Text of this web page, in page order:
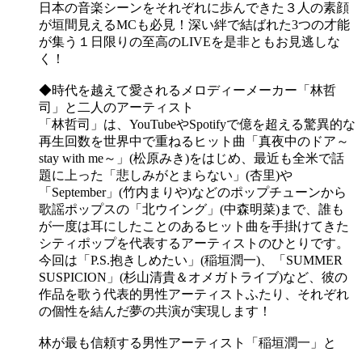
日本の音楽シーンをそれぞれに歩んできた３人の素顔
が垣間見えるMCも必見！深い絆で結ばれた3つの才能
が集う１日限りの至高のLIVEを是非ともお見逃しな
く！
◆時代を越えて愛されるメロディーメーカー「林哲
司」と二人のアーティスト
「林哲司」は、YouTubeやSpotifyで億を超える驚異的な
再生回数を世界中で重ねるヒット曲「真夜中のドア～
stay with me～」(松原みき)をはじめ、最近も全米で話
題に上った「悲しみがとまらない」(杏里)や
「September」(竹内まりや)などのポップチューンから
歌謡ポップスの「北ウイング」(中森明菜)まで、誰も
が一度は耳にしたことのあるヒット曲を手掛けてきた
シティポップを代表するアーティストのひとりです。
今回は「P.S.抱きしめたい」(稲垣潤一)、「SUMMER
SUSPICION」(杉山清貴＆オメガトライブ)など、彼の
作品を歌う代表的男性アーティストふたり、それぞれ
の個性を結んだ夢の共演が実現します！
林が最も信頼する男性アーティスト「稲垣潤一」と